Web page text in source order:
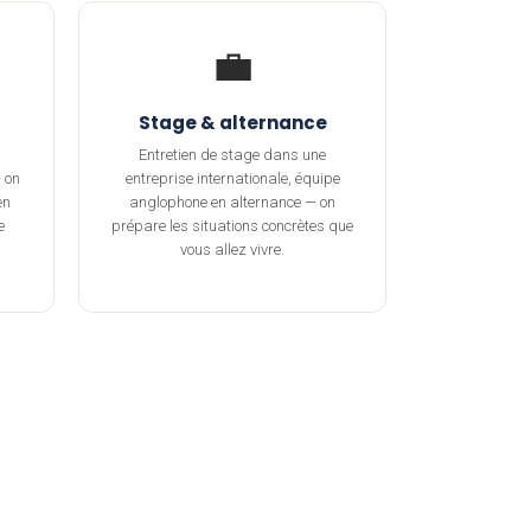
💼
Stage & alternance
Entretien de stage dans une
entreprise internationale, équipe
anglophone en alternance — on
prépare les situations concrètes que
vous allez vivre.